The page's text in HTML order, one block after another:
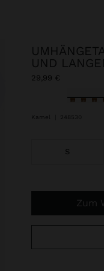
UND
29,99 €
Kamel 248530
S